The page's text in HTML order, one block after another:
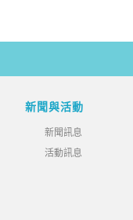
新聞與活動
新聞訊息
活動訊息